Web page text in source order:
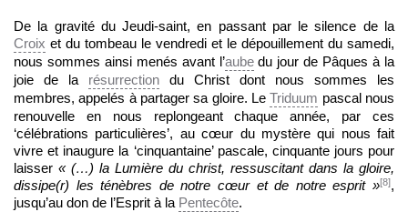
De la gravité du Jeudi-saint, en passant par le silence de la
Croix et du tombeau le vendredi et le dépouillement du samedi,
nous sommes ainsi menés avant l’aubedu jour de Pâques à la
joie de la résurrection du Christ dont nous sommes les
membres, appelés à partager sa gloire. LeTriduum pascal nous
renouvelle en nous replongeant chaque année, par ces
‘célébrations particulières’, au cœur du mystère qui nous fait
vivre et inaugure la ‘cinquantaine’ pascale, cinquante jours pour
laisser « (…) la Lumière du christ, ressuscitant dans la gloire,
dissipe(r) les ténèbres de notre cœur et de notre esprit »[8],
jusqu’au don de l’Esprit à la Pentecôte.